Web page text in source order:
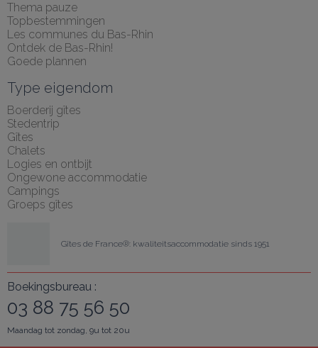
Thema pauze
Topbestemmingen
Les communes du Bas-Rhin
Ontdek de Bas-Rhin!
Goede plannen
Type eigendom
Boerderij gîtes
Stedentrip
Gîtes
Chalets
Logies en ontbijt
Ongewone accommodatie
Campings
Groeps gîtes
Gîtes de France®: kwaliteitsaccommodatie sinds 1951
Boekingsbureau :
03 88 75 56 50
Maandag tot zondag, 9u tot 20u